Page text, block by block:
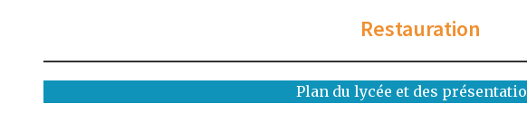
Restauration
Plan du lycée et des